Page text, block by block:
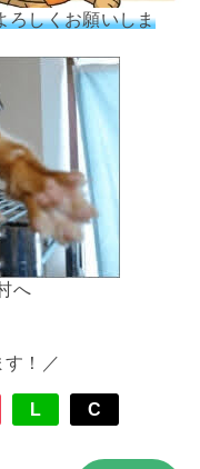
ろしくお願いしま
す！／
L C